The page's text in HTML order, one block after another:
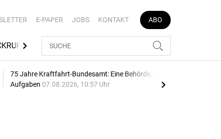
E-PAPER JOBS KONTAKT ABO
TÜV SÜD AUTOJOB
75 Jahre Kraftfahrt-Bundesamt: Eine Behörde, viele
Aufgaben 07.08.2026, 10:57 Uhr